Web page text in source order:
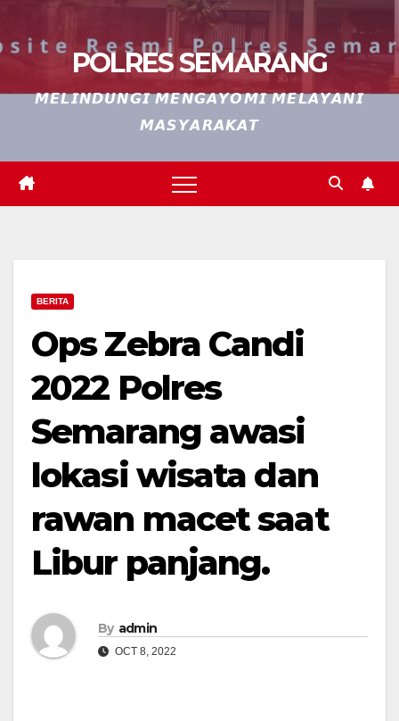
POLRES SEMARANG
𝙈𝙀𝙇𝙄𝙉𝘿𝙐𝙉𝙂𝙄 𝙈𝙀𝙉𝙂𝘼𝙔𝙊𝙈𝙄 𝙈𝙀𝙇𝘼𝙔𝘼𝙉𝙄
𝙈𝘼𝙎𝙔𝘼𝙍𝘼𝙆𝘼𝙏
BERITA
Ops Zebra Candi
2022 Polres
Semarang awasi
lokasi wisata dan
rawan macet saat
Libur panjang.
By admin
OCT 8, 2022